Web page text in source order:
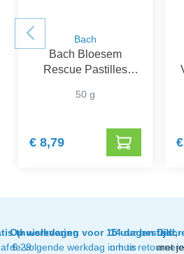
Bach
Bach Bloesem
Rescue Pastilles
50 g
€ 8,79
thuislevering
€ 29
Op werkdagen voor 15 uur besteld,
de volgende werkdag in huis
14 dagen tijd
om te
met